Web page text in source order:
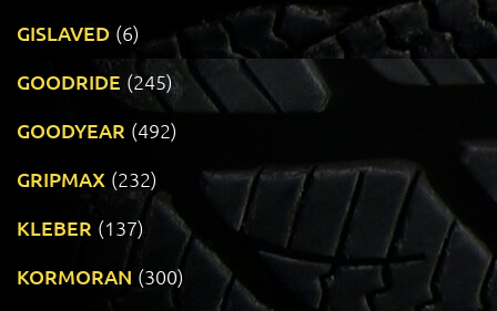
GISLAVED (6)
GOODRIDE (245)
GOODYEAR (492)
GRIPMAX (232)
KLEBER (137)
KORMORAN (300)